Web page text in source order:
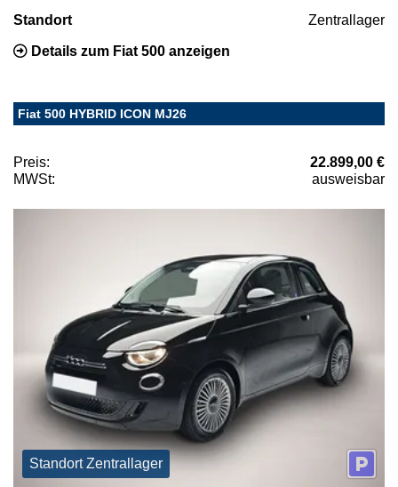
Standort Zentrallager
Details zum Fiat 500 anzeigen
Fiat 500 HYBRID ICON MJ26
Preis:
22.899,00 €
MWSt:
ausweisbar
Standort Zentrallager